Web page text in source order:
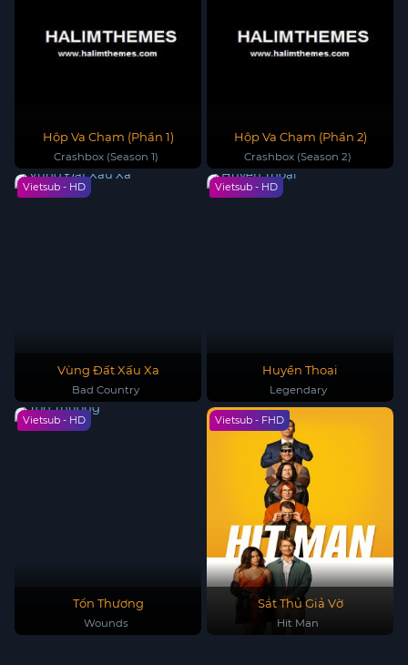
Hộp Va Chạm (Phần 1)
Crashbox (Season 1)
Hộp Va Chạm (Phần 2)
Crashbox (Season 2)
Vietsub - HD
Vùng Đất Xấu Xa
Bad Country
Vietsub - HD
Huyền Thoại
Legendary
Vietsub - HD
Tổn Thương
Wounds
Vietsub - FHD
Sát Thủ Giả Vờ
Hit Man